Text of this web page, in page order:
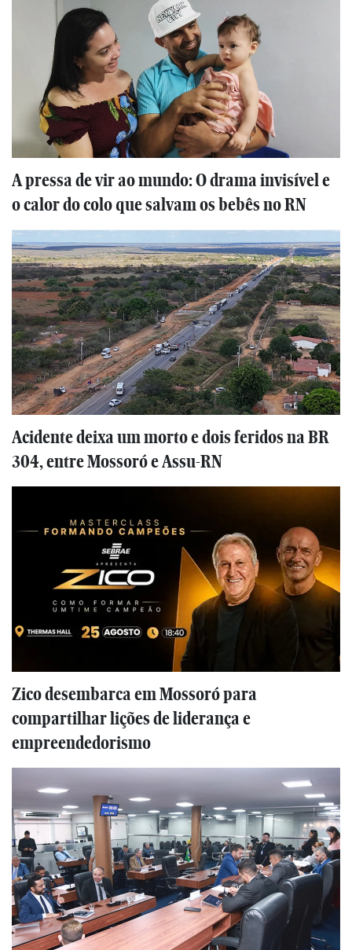
A pressa de vir ao mundo: O drama invisível e
o calor do colo que salvam os bebês no RN
Acidente deixa um morto e dois feridos na BR
304, entre Mossoró e Assu-RN
Zico desembarca em Mossoró para
compartilhar lições de liderança e
empreendedorismo